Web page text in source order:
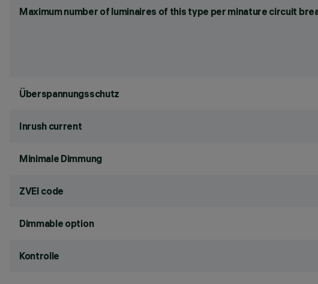
Maximum number of luminaires of this type per minature circuit
Überspannungsschutz
Inrush current
Minimale Dimmung
ZVEI code
Dimmable option
Kontrolle